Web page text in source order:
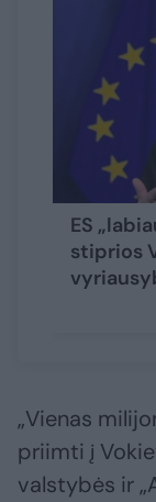
ES
stiprios
„Vienas
priimti į
valstybės ir